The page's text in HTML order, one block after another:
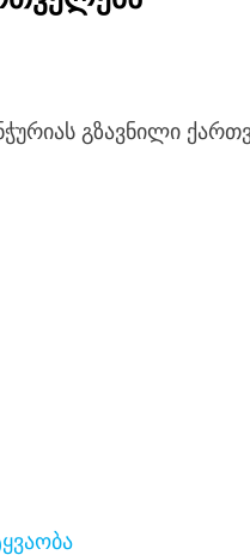
გზავნილი